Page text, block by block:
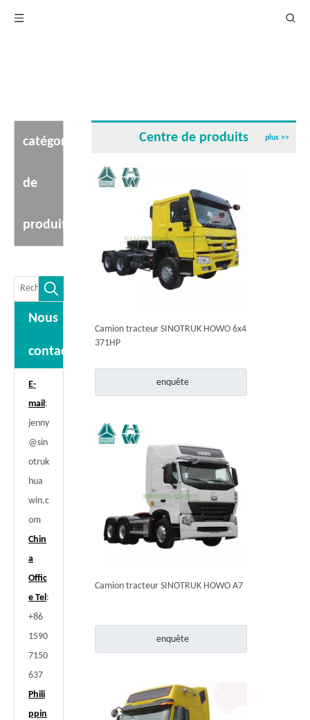
catégorie
de
produit
Nous
contacter
E-
mail:
jenny
@sin
otruk
hua
win.c
om
Chin
a
Offic
e Tel:
+86
1590
7150
637
Phili
ppin
Centre de produits plus >>
Camion tracteur SINOTRUK HOWO 6x4
371HP
enquête
Camion tracteur SINOTRUK HOWO A7
enquête